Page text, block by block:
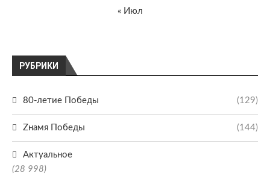
РУБРИКИ
80-летие Победы (129)
Zнамя Победы (144)
Актуальное
(28 998)
« Июл